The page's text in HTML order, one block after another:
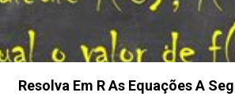
Resolva Em R As Equações A